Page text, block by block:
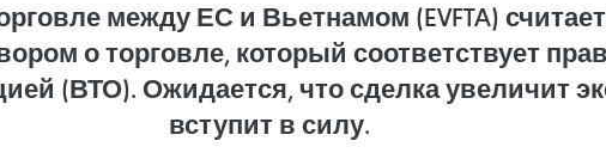
между ЕС и Вьетнамом (EVFTA)
о торговле, который соответствует
(ВТО). Ожидается, что сделка увеличит
вступит в силу.